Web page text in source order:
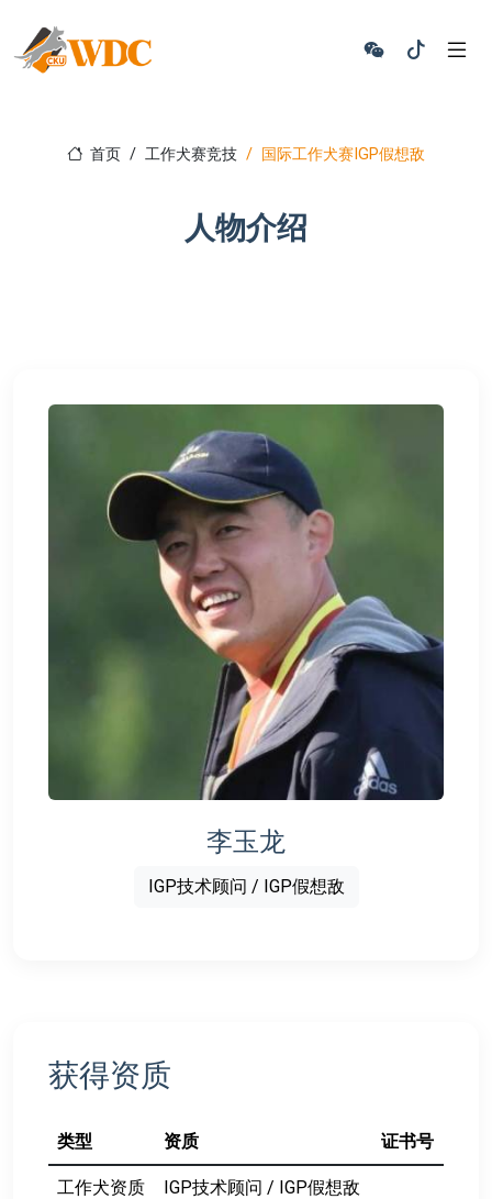
首页 工作犬赛竞技 国际工作犬赛IGP假想敌
人物介绍
李玉龙
IGP技术顾问 / IGP假想敌
获得资质
类型 资质 证书号
工作犬资质 IGP技术顾问 / IGP假想敌